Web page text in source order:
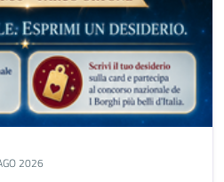
2026